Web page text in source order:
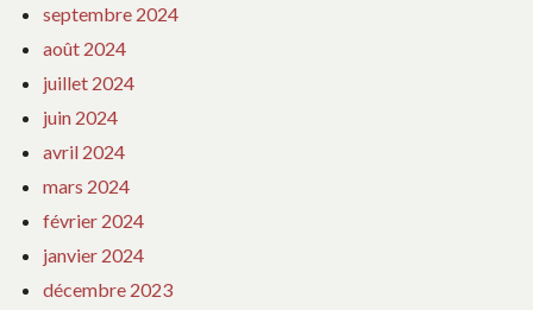
septembre 2024
août 2024
juillet 2024
juin 2024
avril 2024
mars 2024
février 2024
janvier 2024
décembre 2023